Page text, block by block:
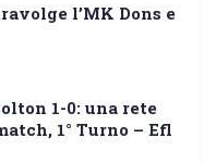
l’MK Dons e
1-0: una rete
1° Turno – Efl